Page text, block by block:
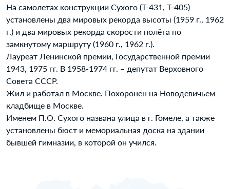
На самолетах конструкции Сухого (Т-431, Т-405)
установлены два мировых рекорда высоты (1959 г., 1962
г.) и два мировых рекорда скорости полёта по
замкнутому маршруту (1960 г., 1962 г.).
Лауреат Ленинской премии, Государственной премии
1943, 1975 гг. В 1958-1974 гг. – депутат Верховного
Совета СССР.
Жил и работал в Москве. Похоронен на Новодевичьем
кладбище в Москве.
Именем П.О. Сухого названа улица в г. Гомеле, а также
установлены бюст и мемориальная доска на здании
бывшей гимназии, в которой он учился.